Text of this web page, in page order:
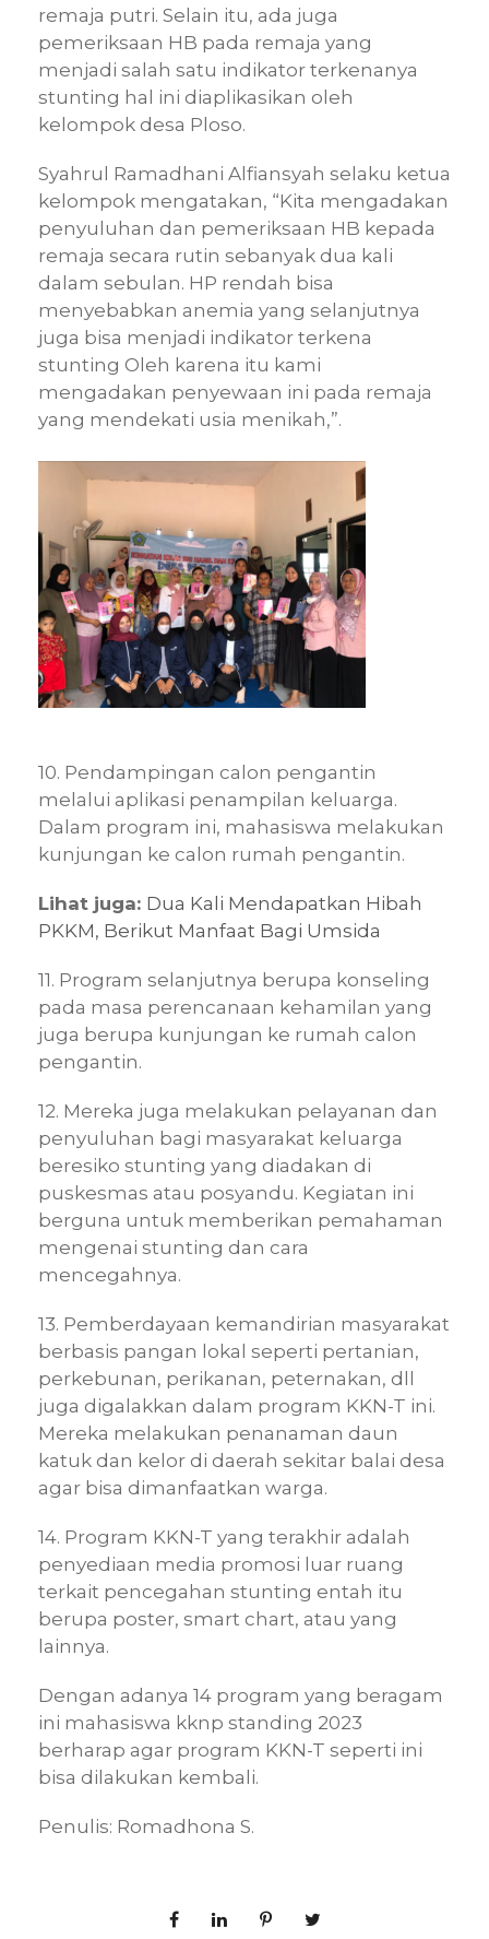
remaja putri. Selain itu, ada juga
pemeriksaan HB pada remaja yang
menjadi salah satu indikator terkenanya
stunting hal ini diaplikasikan oleh
kelompok desa Ploso.
Syahrul Ramadhani Alfiansyah selaku ketua
kelompok mengatakan, “Kita mengadakan
penyuluhan dan pemeriksaan HB kepada
remaja secara rutin sebanyak dua kali
dalam sebulan. HP rendah bisa
menyebabkan anemia yang selanjutnya
juga bisa menjadi indikator terkena
stunting Oleh karena itu kami
mengadakan penyewaan ini pada remaja
yang mendekati usia menikah,”.
10. Pendampingan calon pengantin
melalui aplikasi penampilan keluarga.
Dalam program ini, mahasiswa melakukan
kunjungan ke calon rumah pengantin.
Lihat juga: Dua Kali Mendapatkan Hibah
PKKM, Berikut Manfaat Bagi Umsida
11. Program selanjutnya berupa konseling
pada masa perencanaan kehamilan yang
juga berupa kunjungan ke rumah calon
pengantin.
12. Mereka juga melakukan pelayanan dan
penyuluhan bagi masyarakat keluarga
beresiko stunting yang diadakan di
puskesmas atau posyandu. Kegiatan ini
berguna untuk memberikan pemahaman
mengenai stunting dan cara
mencegahnya.
13. Pemberdayaan kemandirian masyarakat
berbasis pangan lokal seperti pertanian,
perkebunan, perikanan, peternakan, dll
juga digalakkan dalam program KKN-T ini.
Mereka melakukan penanaman daun
katuk dan kelor di daerah sekitar balai desa
agar bisa dimanfaatkan warga.
14. Program KKN-T yang terakhir adalah
penyediaan media promosi luar ruang
terkait pencegahan stunting entah itu
berupa poster, smart chart, atau yang
lainnya.
Dengan adanya 14 program yang beragam
ini mahasiswa kknp standing 2023
berharap agar program KKN-T seperti ini
bisa dilakukan kembali.
Penulis: Romadhona S.